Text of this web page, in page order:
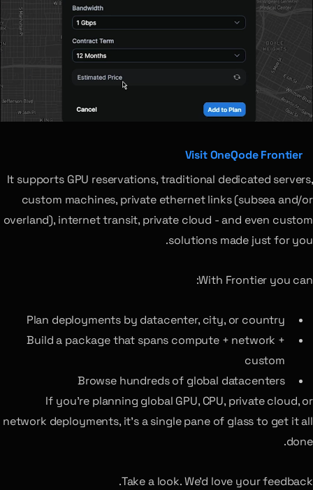
Visit OneQode Frontier
It supports GPU reservations, traditional dedicated servers,
custom machines, private ethernet links (subsea and/or
overland), internet transit, private cloud - and even custom
solutions made just for you.
With Frontier you can:
Plan deployments by datacenter, city, or country
Build a package that spans compute + network +
custom
Browse hundreds of global datacenters
If you’re planning global GPU, CPU, private cloud, or
network deployments, it’s a single pane of glass to get it all
done.
Take a look. We’d love your feedback.